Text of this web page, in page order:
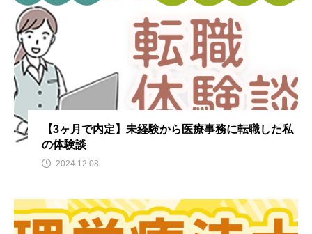
【3ヶ月で内定】未経験から医療事務に転職した私
の体験談
2024.12.08